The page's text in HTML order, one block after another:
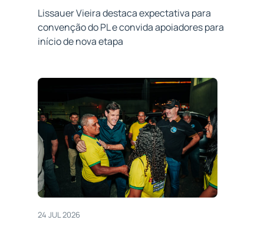
Lissauer Vieira destaca expectativa para
convenção do PL e convida apoiadores para
início de nova etapa
24 JUL 2026